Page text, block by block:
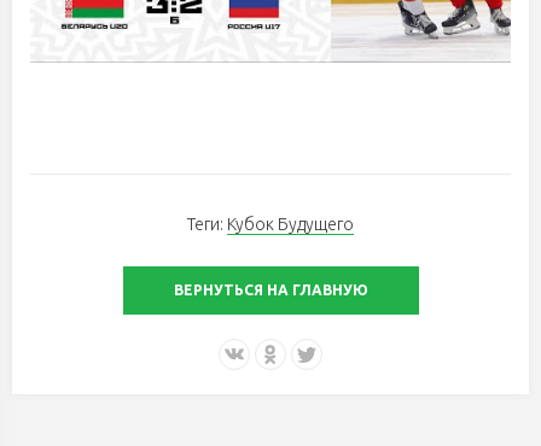
Теги: Кубок Будущего
ВЕРНУТЬСЯ НА ГЛАВНУЮ